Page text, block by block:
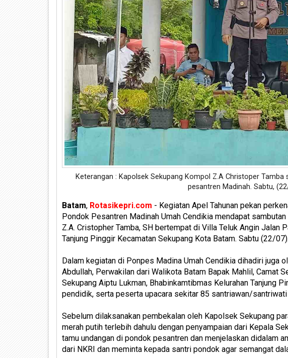
Keterangan : Kapolsek Sekupang Kompol Z.A Christoper
pesantren Madinah. Sabtu,
Batam, Rotasikepri.com - Kegiatan Apel Tahunan pekan
Pondok Pesantren Madinah Umah Cendikia mendapat
Z.A. Cristopher Tamba, SH bertempat di Villa Teluk Angin Jalan
Tanjung Pinggir Kecamatan Sekupang Kota Batam. Sabtu (22/07).
Dalam kegiatan di Ponpes Madina Umah Cendikia dihadiri juga
Abdullah, Perwakilan dari Walikota Batam Bapak Mahlil, Camat
Sekupang Aiptu Lukman, Bhabinkamtibmas Kelurahan Tanjung
pendidik, serta peserta upacara sekitar 85 santriawan/santriwati
Sebelum dilaksanakan pembekalan oleh Kapolsek Sekupang
merah putih terlebih dahulu dengan penyampaian dari Kepala
tamu undangan di pondok pesantren dan menjelaskan didalam
dari NKRI dan meminta kepada santri pondok agar semangat